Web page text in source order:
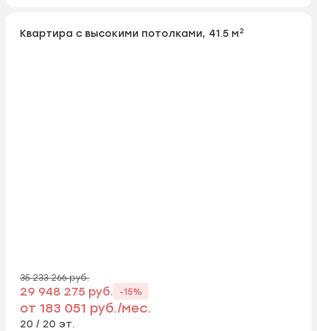
Квартира с высокими потолками, 41.5 м2
35 233 266 руб.
29 948 275 руб. -15%
от 183 051 руб./мес.
20 / 20 эт.